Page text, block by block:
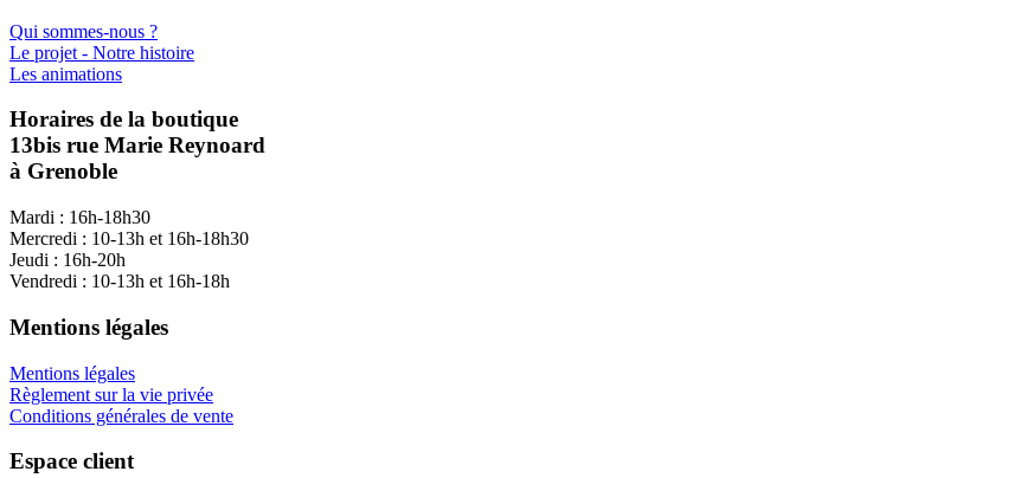
Qui sommes-nous ?
Le projet - Notre histoire
Les animations
Horaires de la boutique
13bis rue Marie Reynoard
à Grenoble
Mardi : 16h-18h30
Mercredi : 10-13h et 16h-18h30
Jeudi : 16h-20h
Vendredi : 10-13h et 16h-18h
Mentions légales
Mentions légales
Règlement sur la vie privée
Conditions générales de vente
Espace client